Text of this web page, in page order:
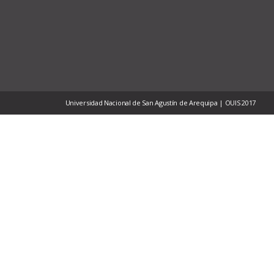
Universidad Nacional de San Agustín de Arequipa | OUIS 2017